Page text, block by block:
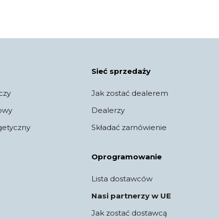
Sieć sprzedaży
Jak zostać dealerem
Dealerzy
Składać zamówienie
Oprogramowanie
Lista dostawców
Nasi partnerzy w UE
Jak zostać dostawcą